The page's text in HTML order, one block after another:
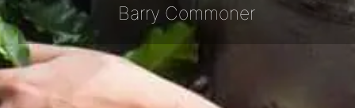
Barry Commoner